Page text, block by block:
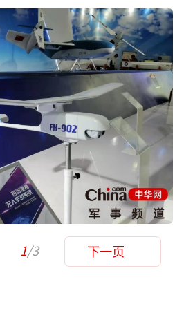
1/3 下一页